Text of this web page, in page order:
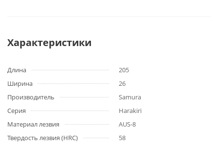
Характеристики
Длина
205
Ширина
26
Производитель
Samura
Серия
Harakiri
Материал лезвия
AUS-8
Твердость лезвия (HRC)
58